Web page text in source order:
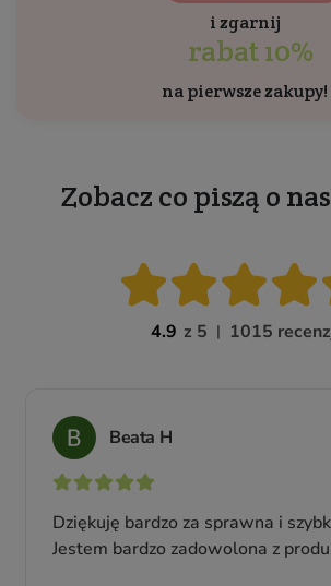
i zgarnij
rabat 10%
na pierwsze zakupy!
Zobacz co piszą o nas